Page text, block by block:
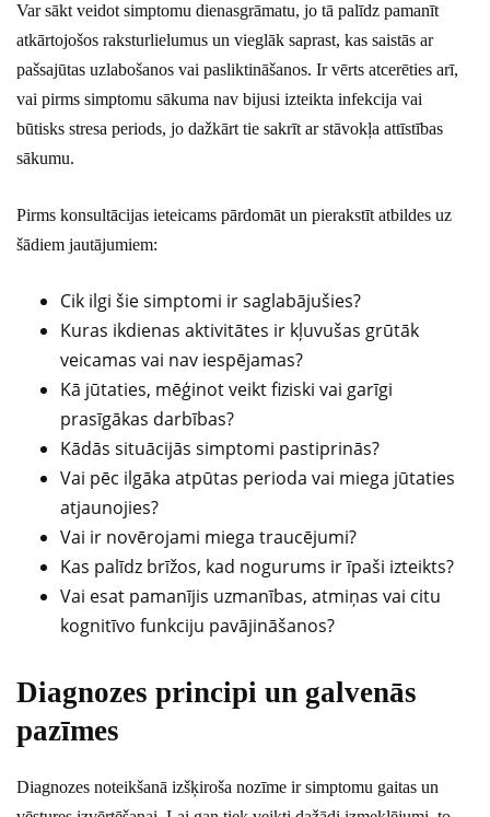
Var sākt veidot simptomu dienasgrāmatu, jo tā palīdz pamanīt
atkārtojošos raksturlielumus un vieglāk saprast, kas saistās ar
pašsajūtas uzlabošanos vai pasliktināšanos. Ir vērts atcerēties arī,
vai pirms simptomu sākuma nav bijusi izteikta infekcija vai
būtisks stresa periods, jo dažkārt tie sakrīt ar stāvokļa attīstības
sākumu.
Pirms konsultācijas ieteicams pārdomāt un pierakstīt atbildes uz
šādiem jautājumiem:
Cik ilgi šie simptomi ir saglabājušies?
Kuras ikdienas aktivitātes ir kļuvušas grūtāk
veicamas vai nav iespējamas?
Kā jūtaties, mēģinot veikt fiziski vai garīgi
prasīgākas darbības?
Kādās situācijās simptomi pastiprinās?
Vai pēc ilgāka atpūtas perioda vai miega jūtaties
atjaunojies?
Vai ir novērojami miega traucējumi?
Kas palīdz brīžos, kad nogurums ir īpaši izteikts?
Vai esat pamanījis uzmanības, atmiņas vai citu
kognitīvo funkciju pavājināšanos?
Diagnozes principi un galvenās
pazīmes
Diagnozes noteikšanā izšķiroša nozīme ir simptomu gaitas un